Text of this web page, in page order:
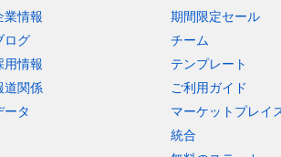
業情報
ログ
用情報
道関係
ータ
期間限定セール
チーム
テンプレート
ご利用ガイド
マーケットプレイ
統合